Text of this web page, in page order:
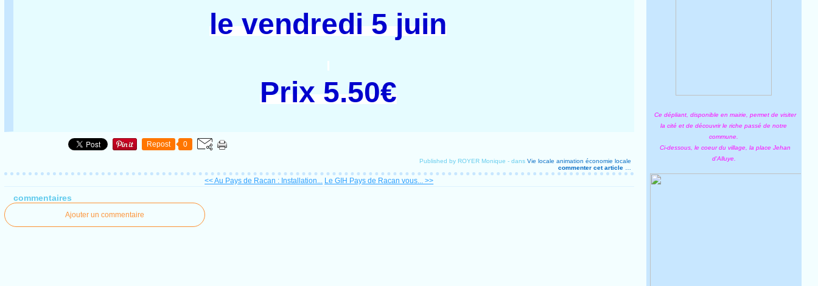
le vendredi 5 juin
Prix 5.50€
Repost 0
Published by ROYER Monique -dans Vie locale animation économie locale
commenter cet article
<< Au Pays de Racan : Installation... Le GIH Pays de Racan vous... >>
commentaires
Ajouter un commentaire
Ce dépliant, disponible en mairie, permet de visiter
la cité et de découvrir le riche passé de notre
commune.
Ci-dessous, le coeur du village, la place Jehan
d'Alluye.